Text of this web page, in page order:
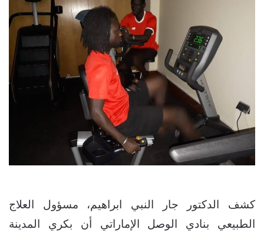
كشف الدكتور جار النبي ابراهيم، مسؤول العلاج
الطبيعي بنادي الوصل الإماراتي أن بكري المدينة